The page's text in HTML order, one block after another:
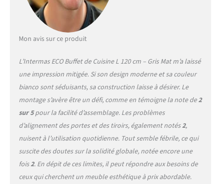
Mon avis sur ce produit
L’Intermas ECO Buffet de Cuisine L 120 cm – Gris Mat m’a laissé
une impression mitigée. Si son design moderne et sa couleur
bianco sont séduisants, sa construction laisse à désirer. Le
montage s’avère être un défi, comme en témoigne la note de2
sur 5pour la facilité d’assemblage. Les problèmes
d’alignement des portes et des tiroirs, également notés2,
nuisent à l’utilisation quotidienne. Tout semble fébrile, ce qui
suscite des doutes sur la solidité globale, notée encore une
fois2. En dépit de ces limites, il peut répondre aux besoins de
ceux qui cherchent un meuble esthétique à prix abordable.